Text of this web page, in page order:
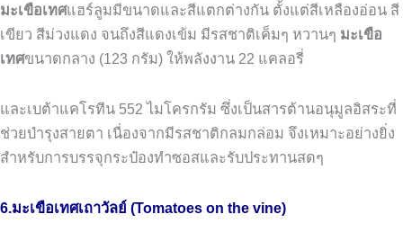
มะเขือเทศแฮร์ลูมมีขนาดและสีแตกต่างกัน ตั้งแต่สีเหลืองอ่อน สี
เขียว สีม่วงแดง จนถึงสีแดงเข้ม มีรสชาติเค็มๆ หวานๆ มะเขือ
เทศขนาดกลาง (123 กรัม) ให้พลังงาน 22 แคลอรี่
และเบต้าแคโรทีน 552ไมโครกรัม ซึ่งเป็นสารต้านอนุมูลอิสระที่
ช่วยบำรุงสายตา เนื่องจากมีรสชาติกลมกล่อม จึงเหมาะอย่างยิ่ง
สำหรับการบรรจุกระป๋องทำซอสและรับประทานสดๆ
6.มะเขือเทศเถาวัลย์ (Tomatoes on the vine)